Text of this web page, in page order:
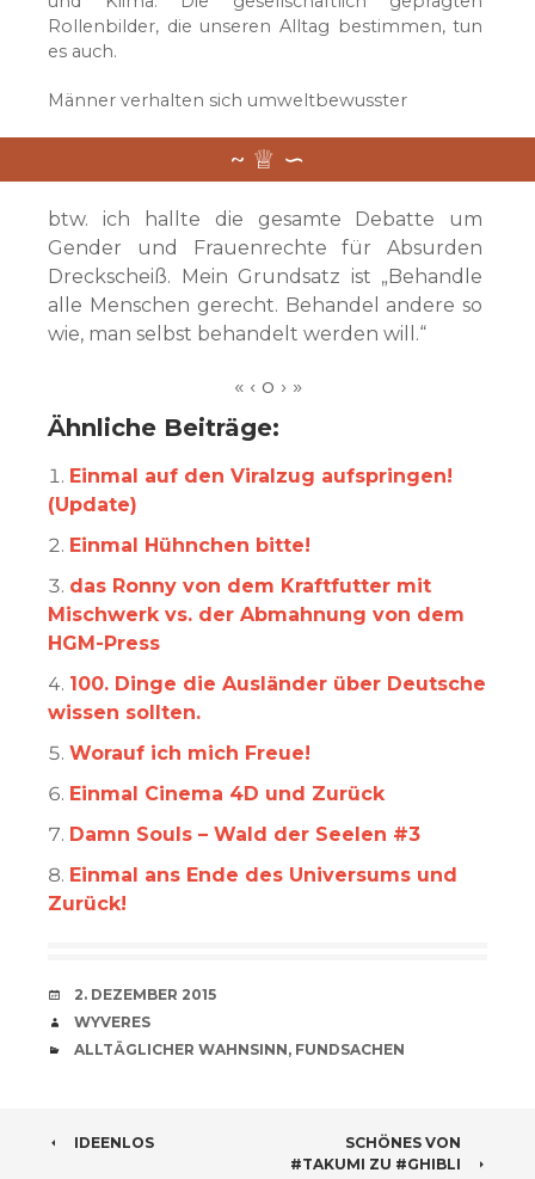
Rollenbilder, die unseren Alltag bestimmen, tun
es auch.
Männer verhalten sich umweltbewusster
btw. ich hallte die gesamte Debatte um
Gender und Frauenrechte für Absurden
Dreckscheiß. Mein Grundsatz ist „Behandle
alle Menschen gerecht. Behandel andere so
wie, man selbst behandelt werden will.“
Ähnliche Beiträge:
Einmal auf den Viralzug aufspringen!
(Update)
Einmal Hühnchen bitte!
das Ronny von dem Kraftfutter mit
Mischwerk vs. der Abmahnung von dem
HGM-Press
100. Dinge die Ausländer über Deutsche
wissen sollten.
Worauf ich mich Freue!
Einmal Cinema 4D und Zurück
Damn Souls – Wald der Seelen #3
Einmal ans Ende des Universums und
Zurück!
VERABREDUNG
2. DEZEMBER 2015
VERFASSER
WYVERES
CATEGORIES
ALLTÄGLICHER WAHNSINN, FUNDSACHEN
BEITRAGSNAVIGATION
IDEENLOS
SCHÖNES VON
#TAKUMI ZU #GHIBLI